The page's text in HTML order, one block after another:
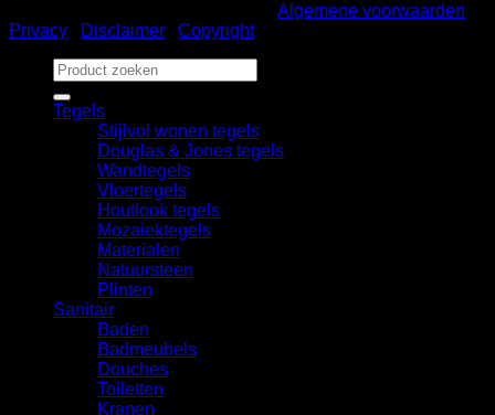
Algemene voorwaarden
Privacy
Disclaimer
Copyright
Zoeken
naar:
Tegels
Stijlvol wonen tegels
Douglas & Jones tegels
Wandtegels
Vloertegels
Houtlook tegels
Mozaiektegels
Materialen
Natuursteen
Plinten
Sanitair
Baden
Badmeubels
Douches
Toiletten
Kranen